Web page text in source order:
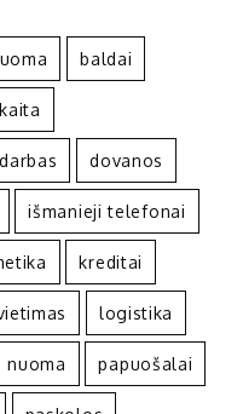
baldai
darbas dovanos
išmanieji telefonai
kreditai
logistika
nuoma papuošalai